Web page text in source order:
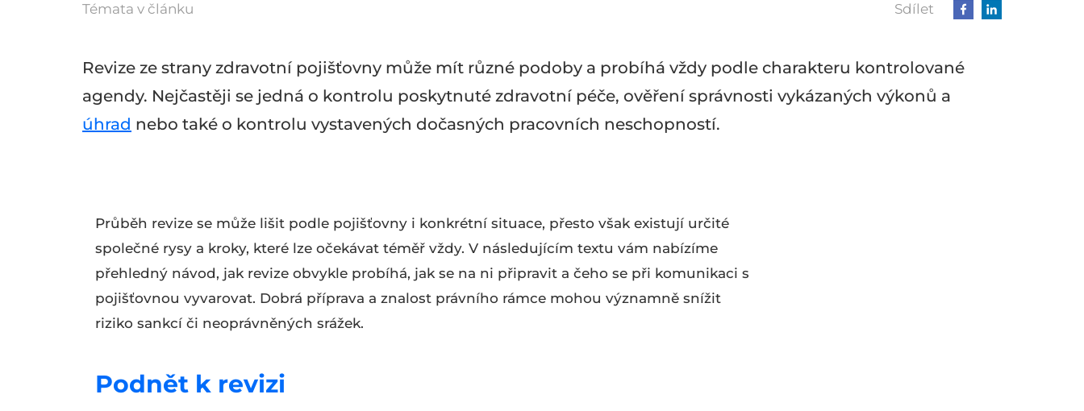
Témata v článku Sdílet
Revize ze strany zdravotní pojišťovny může mít různé podoby a probíhá vždy podle charakteru kontrolované
agendy. Nejčastěji se jedná o kontrolu poskytnuté zdravotní péče, ověření správnosti vykázaných výkonů a
úhrad nebo také o kontrolu vystavených dočasných pracovních neschopností.
Průběh revize se může lišit podle pojišťovny i konkrétní situace, přesto však existují určité
společné rysy a kroky, které lze očekávat téměř vždy. V následujícím textu vám nabízíme
přehledný návod, jak revize obvykle probíhá, jak se na ni připravit a čeho se při komunikaci s
pojišťovnou vyvarovat. Dobrá příprava a znalost právního rámce mohou významně snížit
riziko sankcí či neoprávněných srážek.
Podnět k revizi